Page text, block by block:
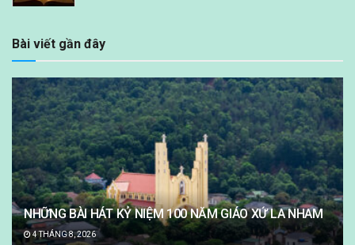
Bài viết gần đây
NHỮNG BÀI HÁT KỶ NIỆM 100 NĂM GIÁO XỨ LA NHAM
4 THÁNG 8, 2026